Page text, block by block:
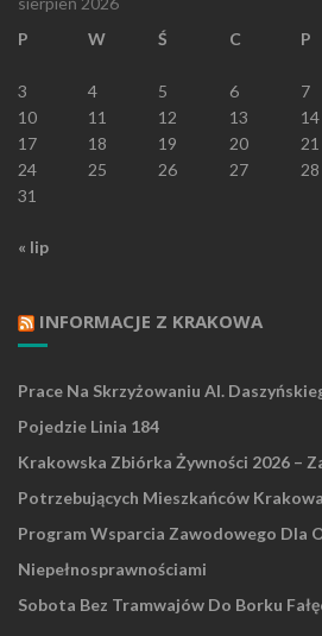
P
W Ś C P
3
4 5 6 7
10
11 12 13 14
17
18 19 20 21
24
25 26 27 28
31
« lip
INFORMACJE Z KRAKOWA
Prace Na Skrzyżowaniu Al.
Pojedzie Linia 184
Krakowska Zbiórka Żywności 2026 –
Potrzebujących Mieszkańców Krakowa
Program Wsparcia Zawodowego Dla
Niepełnosprawnościami
Sobota Bez Tramwajów Do Borku